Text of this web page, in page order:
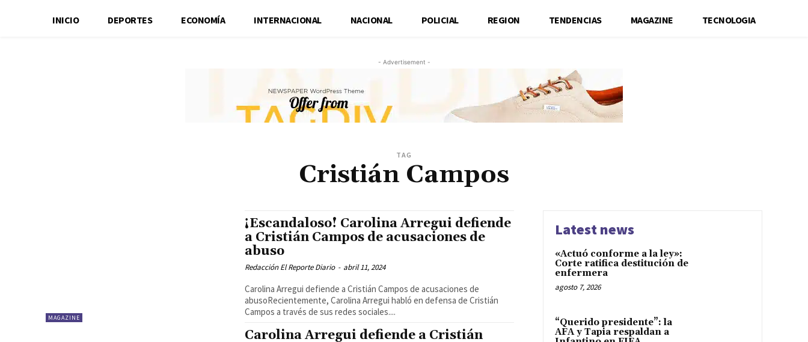
INICIO DEPORTES ECONOMÍA INTERNACIONAL NACIONAL POLICIAL REGION TENDENCIAS MAGAZINE TECNOLOGIA
- Advertisement -
TAG
Cristián Campos
MAGAZINE
¡Escandaloso! Carolina Arregui defiende
a Cristián Campos de acusaciones de
abuso
Redacción El Reporte Diario - abril 11, 2024
Carolina Arregui defiende a Cristián Campos de acusaciones de
abusoRecientemente, Carolina Arregui habló en defensa de Cristián
Campos a través de sus redes sociales....
Carolina Arregui defiende a Cristián
Latest news
«Actuó conforme a la ley»:
Corte ratifica destitución de
enfermera
agosto 7, 2026
“Querido presidente”: la
AFA y Tapia respaldan a